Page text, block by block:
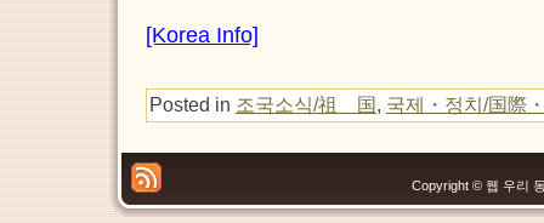
[Korea Info]
Posted in 조국소식/祖 国, 국제・정치/国際
Copyright © 웹 우리